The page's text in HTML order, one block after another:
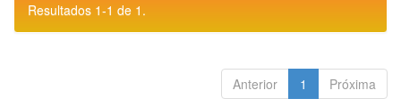
Resultados 1-1 de 1.
Anterior 1 Próxima